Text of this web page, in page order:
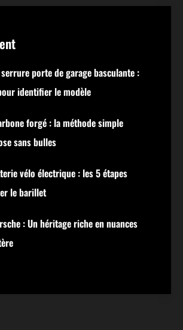
porte de garage basculante :
identifier le modèle
forgé : la méthode simple
sans bulles
vélo électrique : les 5 étapes
le barillet
: Un héritage riche en nuances